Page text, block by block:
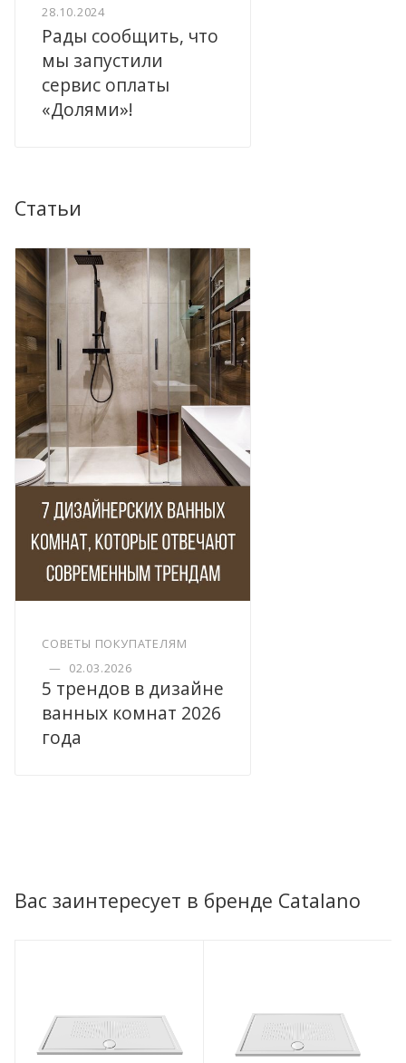
28.10.2024
Рады сообщить, что
мы запустили
сервис оплаты
«Долями»!
Статьи
СОВЕТЫ ПОКУПАТЕЛЯМ
— 02.03.2026
5 трендов в дизайне
ванных комнат 2026
года
Вас заинтересует в бренде Catalano